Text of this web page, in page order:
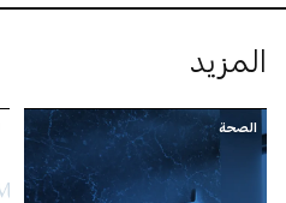
المزيد
الصحة